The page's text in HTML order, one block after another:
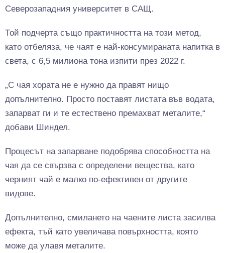
Северозападния университет в САЩ.
Той подчерта също практичността на този метод,
като отбеляза, че чаят е най-консумираната напитка в
света, с 6,5 милиона тона изпити през 2022 г.
„С чая хората не е нужно да правят нищо
допълнително. Просто поставят листата във водата,
запарват ги и те естествено премахват металите,“
добави Шиндел.
Процесът на запарване подобрява способността на
чая да се свързва с определени вещества, като
черният чай е малко по-ефективен от другите
видове.
Допълнително, смилането на чаените листа засилва
ефекта, тъй като увеличава повърхността, която
може да улавя металите.